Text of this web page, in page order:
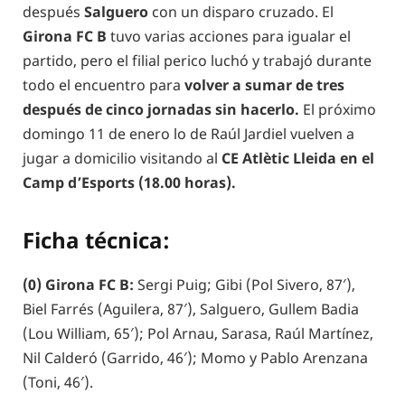
después Salguero con un disparo cruzado. El
Girona FC B tuvo varias acciones para igualar el
partido, pero el filial perico luchó y trabajó durante
todo el encuentro para volver a sumar de tres
después de cinco jornadas sin hacerlo. El próximo
domingo 11 de enero lo de Raúl Jardiel vuelven a
jugar a domicilio visitando al CE Atlètic Lleida en el
Camp d’Esports (18.00 horas).
Ficha técnica:
(0) Girona FC B: Sergi Puig; Gibi (Pol Sivero, 87′),
Biel Farrés (Aguilera, 87′), Salguero, Gullem Badia
(Lou William, 65′); Pol Arnau, Sarasa, Raúl Martínez,
Nil Calderó (Garrido, 46′); Momo y Pablo Arenzana
(Toni, 46′).